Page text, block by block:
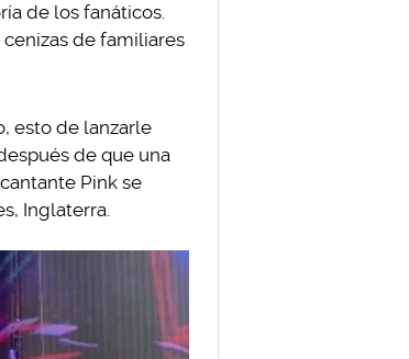
de los fanáticos.
de familiares
esto de lanzarle
de que una
Pink se
Inglaterra.